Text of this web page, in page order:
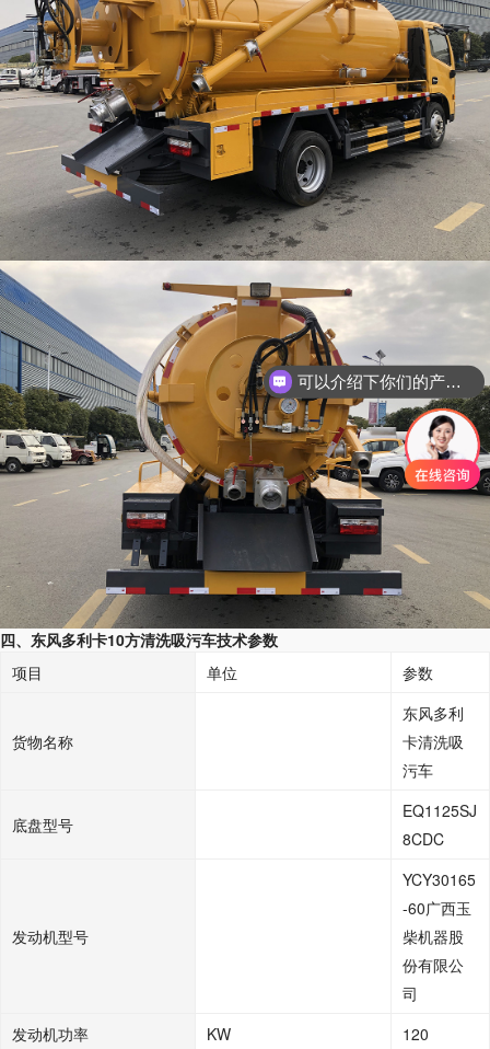
四、东风多利卡10方清洗吸污车技术参数
项目
单位 参数
货物名称
东风多利
卡清洗吸
污车
底盘型号
EQ1125SJ
8CDC
发动机型号
YCY30165
-60广西玉
柴机器股
份有限公
司
发动机功率
KW
120
你们是怎么收费的呢